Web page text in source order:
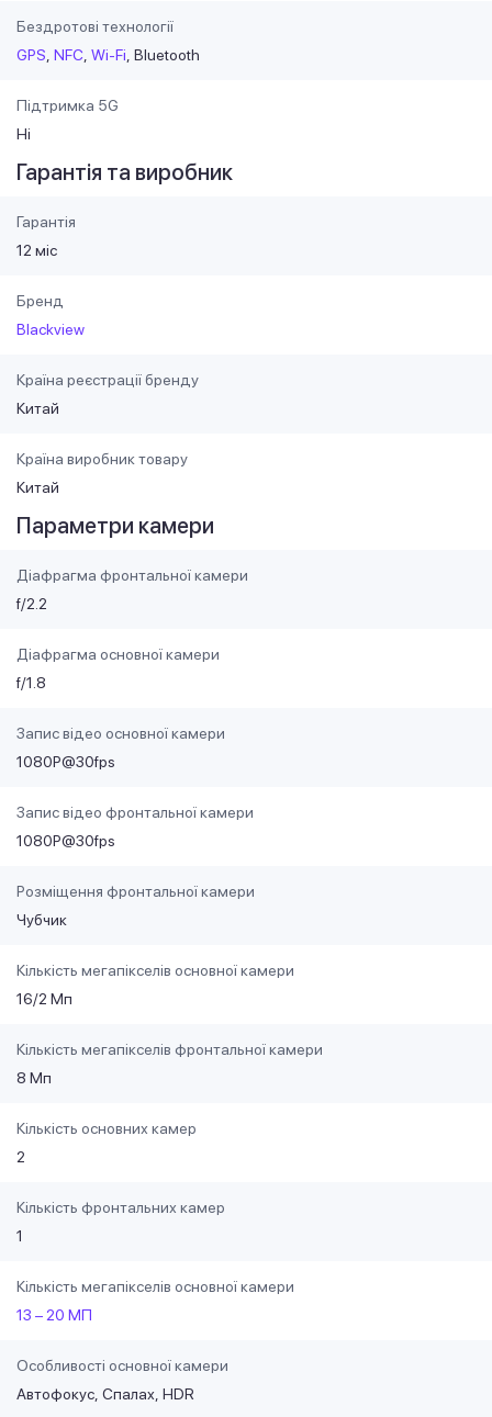
Бездротові технології
GPS NFC Wi-Fi Bluetooth
Підтримка 5G
Ні
Гарантія та виробник
Гарантія
12 міс
Бренд
Blackview
Країна реєстрації бренду
Китай
Країна виробник товару
Китай
Параметри камери
Діафрагма фронтальної камери
f/2.2
Діафрагма основної камери
f/1.8
Запис відео основної камери
1080P@30fps
Запис відео фронтальної камери
1080P@30fps
Розміщення фронтальної камери
Чубчик
Кількість мегапікселів основної камери
16/2 Мп
Кількість мегапікселів фронтальної камери
8 Мп
Кількість основних камер
2
Кількість фронтальних камер
1
Кількість мегапікселів основної камери
13 – 20 МП
Особливості основної камери
Автофокус Спалах HDR